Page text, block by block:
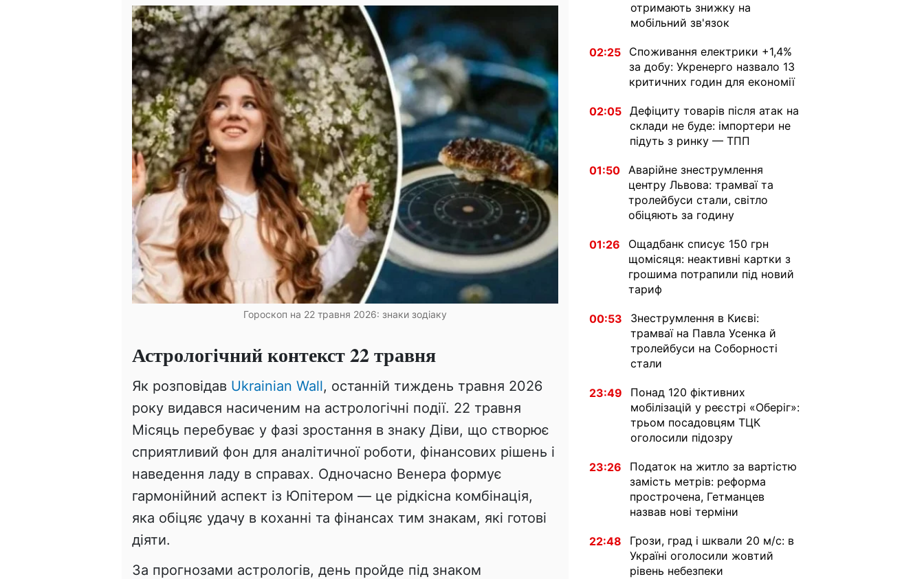
Гороскоп на 22 травня 2026: знаки зодіаку
Астрологічний контекст 22 травня
Як розповідав Ukrainian Wall, останній тиждень травня 2026
року видався насиченим на астрологічні події. 22 травня
Місяць перебуває у фазі зростання в знаку Діви, що створює
сприятливий фон для аналітичної роботи, фінансових рішень і
наведення ладу в справах. Одночасно Венера формує
гармонійний аспект із Юпітером — це рідкісна комбінація,
яка обіцяє удачу в коханні та фінансах тим знакам, які готові
діяти.
За прогнозами астрологів, день пройде під знаком
отримають знижку на
мобільний зв'язок
02:25
Споживання електрики +1,4%
за добу: Укренерго назвало 13
критичних годин для економії
02:05 Дефіциту товарів після атак на
склади не буде: імпортери не
підуть з ринку — ТПП
01:50 Аварійне знеструмлення
центру Львова: трамваї та
тролейбуси стали, світло
обіцяють за годину
01:26
Ощадбанк списує 150 грн
щомісяця: неактивні картки з
грошима потрапили під новий
тариф
00:53
Знеструмлення в Києві:
трамваї на Павла Усенка й
тролейбуси на Соборності
стали
23:49
Понад 120 фіктивних
мобілізацій у реєстрі «Оберіг»:
трьом посадовцям ТЦК
оголосили підозру
23:26
Податок на житло за вартістю
замість метрів: реформа
прострочена, Гетманцев
назвав нові терміни
22:48
Грози, град і шквали 20 м/с: в
Україні оголосили жовтий
рівень небезпеки